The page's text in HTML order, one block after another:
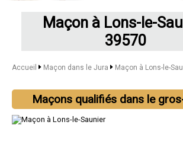
Maçon à Lons-le-
39570
Accueil Maçon dans le Jura Maçon à Lons-le-
Maçons qualifiés dans le